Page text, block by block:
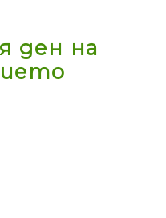
ден на